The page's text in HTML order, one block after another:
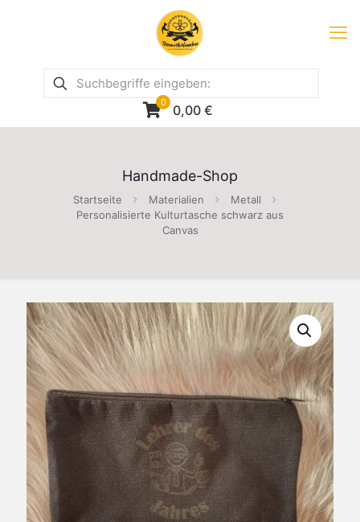
0 0,00 €
Handmade-Shop
Startseite Materialien
Metall
Personalisierte Kulturtasche schwarz aus
Canvas